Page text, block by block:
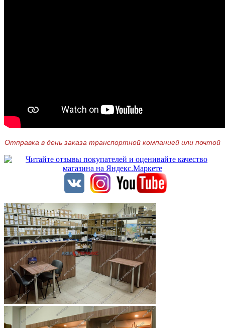
Отправка в день заказа транспортной компанией или почтой